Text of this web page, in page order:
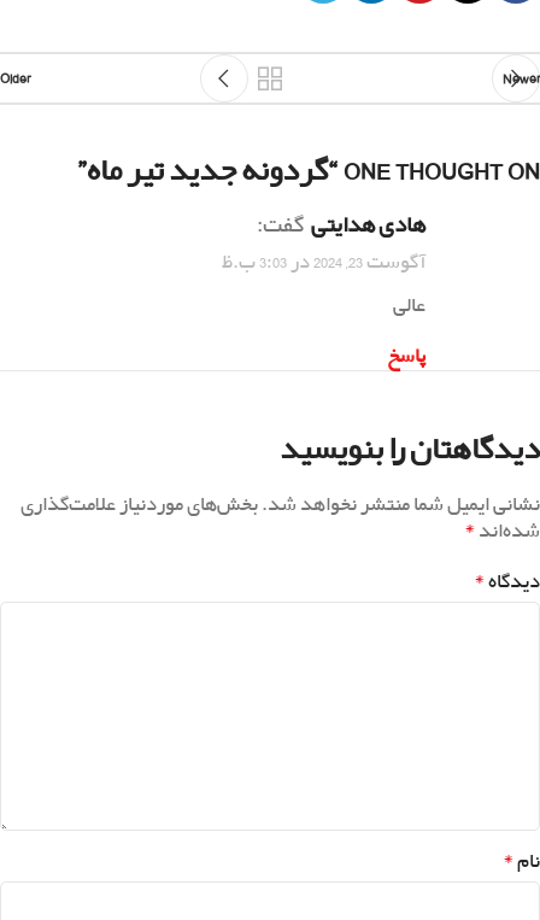
Newer
Older
ONE THOUGHT ON “ گردونه جدید تیر ماه”
هادی هدایتی گفت:
آگوست 23, 2024 در 3:03 ب.ظ
عالی
پاسخ
دیدگاهتان را بنویسید
نشانی ایمیل شما منتشر نخواهد شد.بخش‌های موردنیاز علامت‌گذاری
شده‌اند*
دیدگاه*
نام*